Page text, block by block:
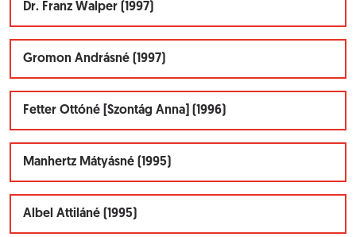
Dr. Franz Walper (1997)
Gromon Andrásné (1997)
Fetter Ottóné [Szontág Anna] (1996)
Manhertz Mátyásné (1995)
Albel Attiláné (1995)